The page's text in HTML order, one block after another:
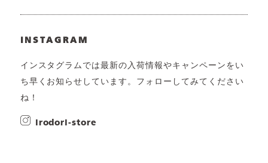
INSTAGRAM
インスタグラムでは最新の入荷情報やキャンペーンをい
ち早くお知らせしています。フォローしてみてください
ね！
irodori-store